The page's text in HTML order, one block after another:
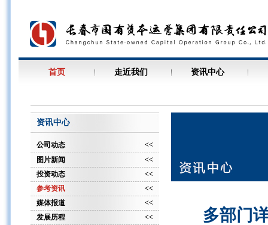
首页 走近我们 资讯中心
资讯中心
公司动态
<<
图片新闻
<<
投资动态
<<
参考资讯
<<
媒体报道
<<
发展历程
<<
多部门